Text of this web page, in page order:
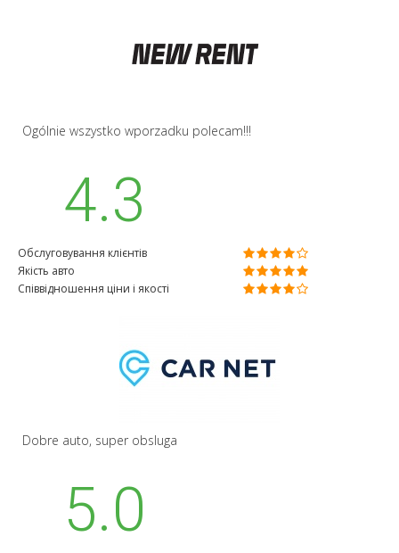
powiedziec ze auto jest przygotowywane, potwierdzić adres i
Ogólnie wszystko wporzadku polecam!!!
4.3
Обслуговування клієнтів
Якість авто
Співвідношення ціни і якості
Dobre auto, super obsluga
5.0